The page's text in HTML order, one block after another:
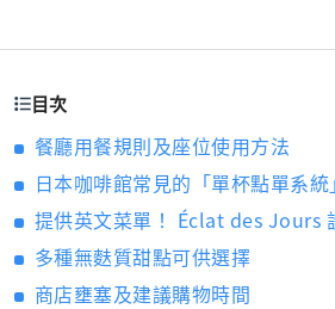
目次
餐廳用餐規則及座位使用方法
日本咖啡館常見的「單杯點單系統
提供英文菜單！ Éclat des Jours
多種無麩質甜點可供選擇
商店壅塞及建議購物時間